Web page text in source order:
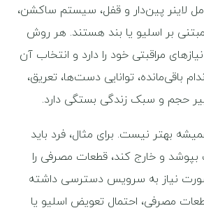
لاینر پین‌دار و قفل، سیستم ساکشن،
بر اسلیو یا بند هستند. هر روش
مراقبتی خود را دارد و انتخاب آن
باقی‌مانده، توانایی دست‌ها، تعریق،
حجم و سبک زندگی بستگی دارد.
بهتر نیست. برای مثال، فرد باید
بپوشد و خارج کند، قطعات مصرفی را
صورت نیاز به سرویس دسترسی داشته
مصرفی، احتمال تعویض اسلیو یا